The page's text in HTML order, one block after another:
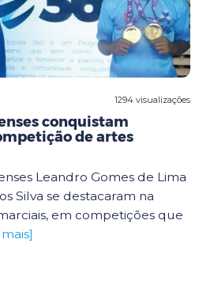
1294 visualizações
conquistam
de artes
Leandro Gomes de Lima
Silva se destacaram na
em competições que